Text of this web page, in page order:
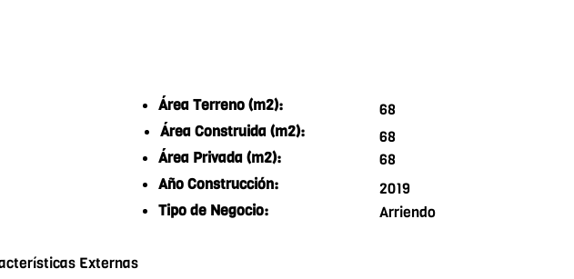
Externas
Área Terreno (m2):
68
Área Construida (m2):
68
Área Privada (m2):
68
Año Construcción:
2019
Tipo de Negocio:
Arriendo